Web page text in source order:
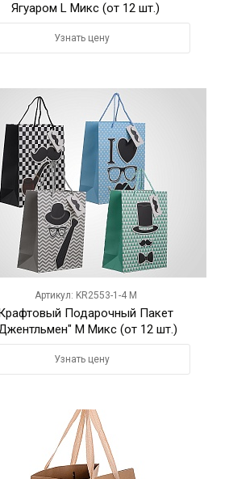
Ягуаром L Микс (от 12 шт.)
Узнать цену
Артикул: KR2553-1-4 M
Подарочный Пакет
M Микс (от 12 шт.)
Узнать цену